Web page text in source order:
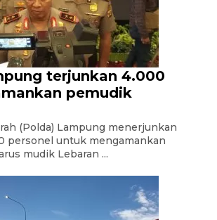
terjunkan 4.000
pemudik
(Polda) Lampung menerjunkan
personel untuk mengamankan
mudik Lebaran ...